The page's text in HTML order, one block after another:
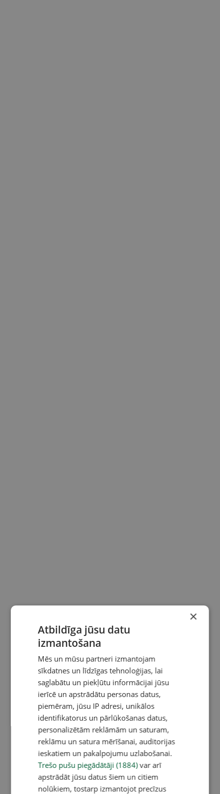
×
Atbildīga jūsu datu
izmantošana
Mēs un mūsu partneri izmantojam
sīkdatnes un līdzīgas tehnoloģijas, lai
saglabātu un piekļūtu informācijai jūsu
ierīcē un apstrādātu personas datus,
piemēram, jūsu IP adresi, unikālos
identifikatorus un pārlūkošanas datus,
personalizētām reklāmām un saturam,
reklāmu un satura mērīšanai, auditorijas
ieskatiem un pakalpojumu uzlabošanai.
Trešo pušu piegādātāji (1884)var arī
apstrādāt jūsu datus šiem un citiem
nolūkiem, tostarp izmantojot precīzus